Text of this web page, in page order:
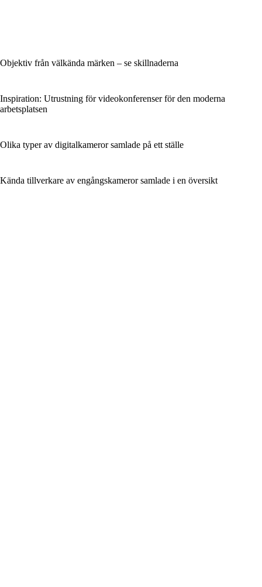
Objektiv från välkända märken – se skillnaderna
Inspiration: Utrustning för videokonferenser för den moderna
arbetsplatsen
Olika typer av digitalkameror samlade på ett ställe
Kända tillverkare av engångskameror samlade i en översikt